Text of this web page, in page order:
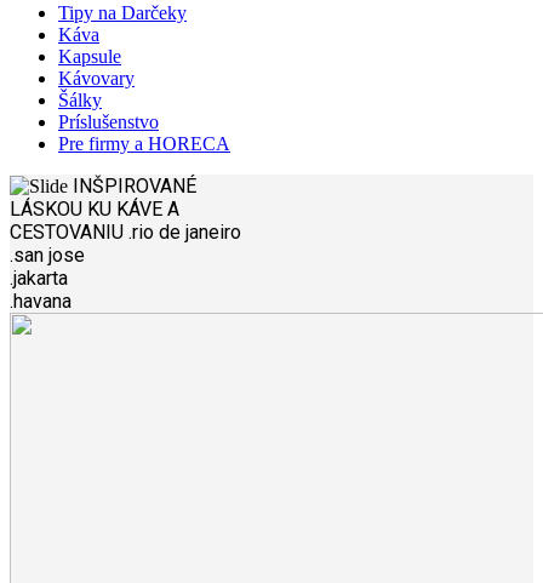
Tipy na Darčeky
Káva
Kapsule
Kávovary
Šálky
Príslušenstvo
Pre firmy a HORECA
INŠPIROVANÉ
LÁSKOU KU KÁVE A
CESTOVANIU .rio de janeiro
.san jose
.jakarta
.havana